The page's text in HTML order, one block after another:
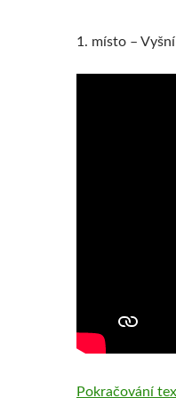
1. místo –
Pokračování